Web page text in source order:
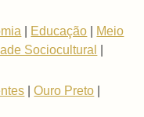
Educação
Meio
Sociocultural
|Ouro Preto